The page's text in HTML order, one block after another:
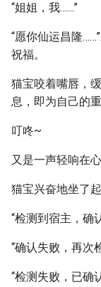
“姐姐，我……”
“愿你仙运昌隆
祝福。
猫宝咬着嘴唇，
息，即为自己的
叮咚~
又是一声轻响在心
猫宝兴奋地坐了
“检测到宿主，确
“确认失败，再次
“检测失败，已确